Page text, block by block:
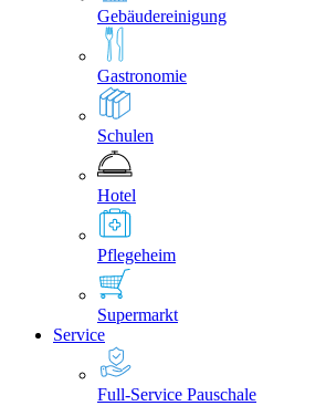
Gebäudereinigung
Gastronomie
Schulen
Hotel
Pflegeheim
Supermarkt
Service
Full-Service Pauschale